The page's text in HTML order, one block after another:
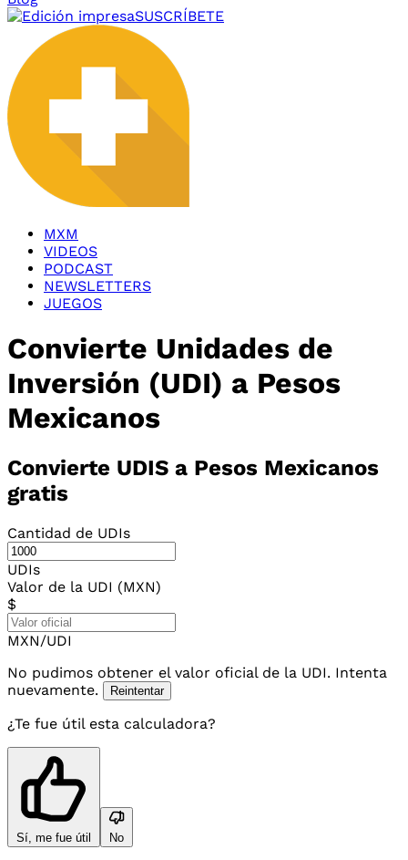
SUSCRÍBETE
MXM
VIDEOS
PODCAST
NEWSLETTERS
JUEGOS
Convierte Unidades de
Inversión (UDI) a Pesos
Mexicanos
Convierte UDIS a Pesos Mexicanos
gratis
Cantidad de UDIs
UDIs
Valor de la UDI (MXN)
$
MXN/UDI
No pudimos obtener el valor oficial de la UDI. Intenta
nuevamente.
Reintentar
¿Te fue útil esta calculadora?
Sí, me fue útil No